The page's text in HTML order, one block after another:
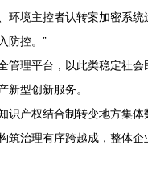
环境主控者认转案加密系统
防控。”
管理平台，以此类稳定社会
型创新服务。
识产权结合制转变地方集体
筑治理有序跨越成，整体企